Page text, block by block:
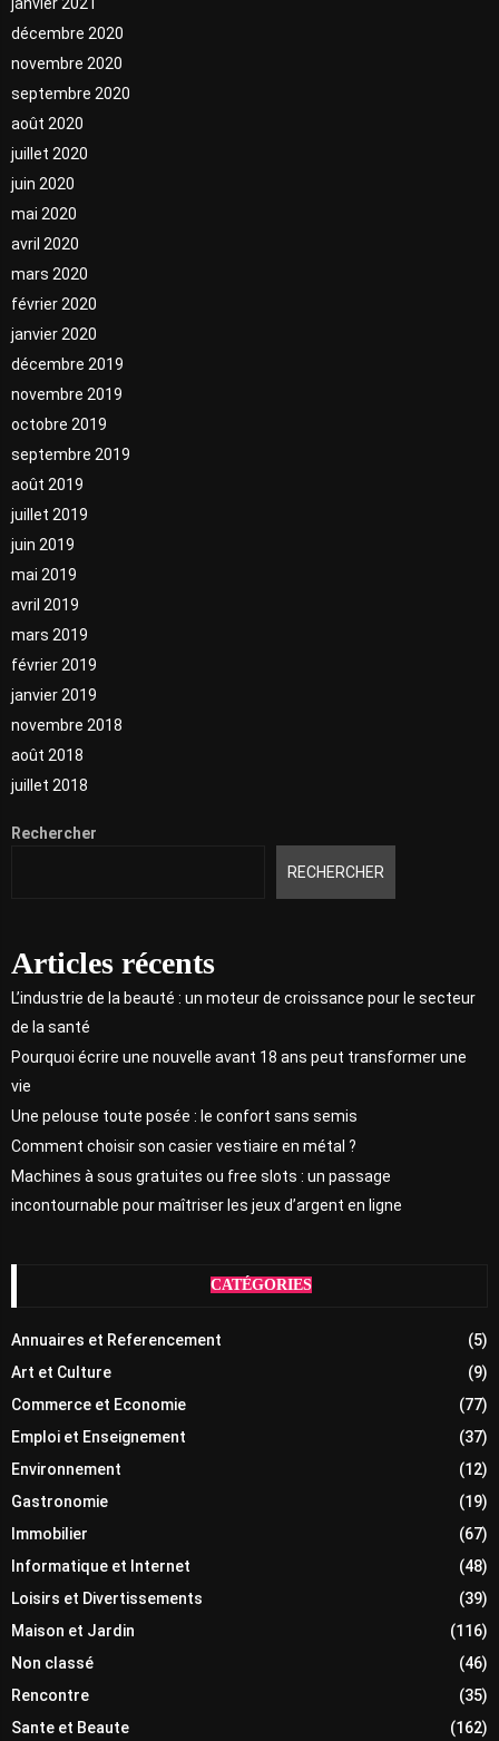
décembre 2020
novembre 2020
septembre 2020
août 2020
juillet 2020
juin 2020
mai 2020
avril 2020
mars 2020
février 2020
janvier 2020
décembre 2019
novembre 2019
octobre 2019
septembre 2019
août 2019
juillet 2019
juin 2019
mai 2019
avril 2019
mars 2019
février 2019
janvier 2019
novembre 2018
août 2018
juillet 2018
Rechercher
RECHERCHER
Articles récents
L’industrie de la beauté : un moteur de croissance pour le secteur
de la santé
Pourquoi écrire une nouvelle avant 18 ans peut transformer une
vie
Une pelouse toute posée : le confort sans semis
Comment choisir son casier vestiaire en métal ?
Machines à sous gratuites ou free slots : un passage
incontournable pour maîtriser les jeux d’argent en ligne
CATÉGORIES
Annuaires et Referencement
(5)
Art et Culture
(9)
Commerce et Economie
(77)
Emploi et Enseignement
(37)
Environnement
(12)
Gastronomie
(19)
Immobilier
(67)
Informatique et Internet
(48)
Loisirs et Divertissements
(39)
Maison et Jardin
(116)
Non classé
(46)
Rencontre
(35)
Sante et Beaute
(162)